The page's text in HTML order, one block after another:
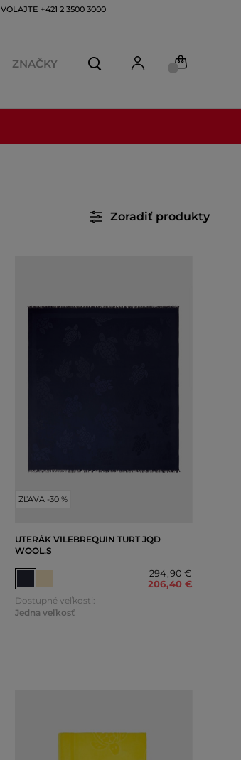
VOLAJTE +421 2 3500 3000
ZNAČKY
Zoradiť produkty
ZĽAVA -30 %
UTERÁK VILEBREQUIN TURT JQD
WOOL.S
294,90 €
206,40 €
Dostupné veľkosti:
Jedna veľkosť